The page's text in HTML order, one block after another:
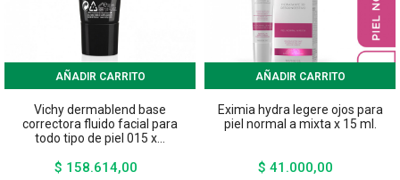
AÑADIR CARRITO
Vichy dermablend base
correctora fluido facial para
todo tipo de piel 015 x...
$ 158.614,00
AÑADIR CARRITO
Eximia hydra legere ojos para
piel normal a mixta x 15 ml.
$ 41.000,00